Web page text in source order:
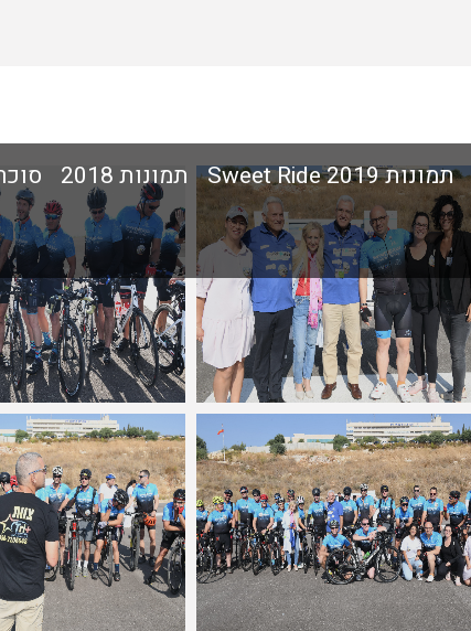
תמונות Sweet Ride 2019 תמונות 2018